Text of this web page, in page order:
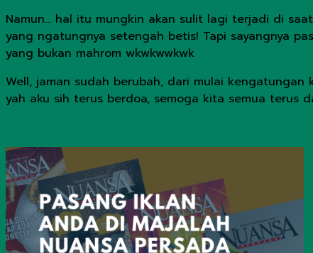
Namun… hal itu mungkin akan sulit lagi terjadi di
yang ngatungnya setengah betis! Tapi sayangnya
yang bukan mahrom wkwkwwkwk
Well, jaman sudah berubah, dari mulai
yah aku sih terus berdoa, semoga kita semua terus